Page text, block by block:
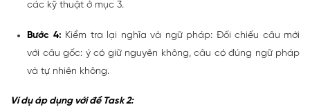
các kỹ thuật ở mục 3.
Bước 4: Kiểm tra lại nghĩa và ngữ pháp: Đối chiếu câu mới
với câu gốc: ý có giữ nguyên không, câu có đúng ngữ pháp
và tự nhiên không.
Ví dụ áp dụng với đề Task 2: